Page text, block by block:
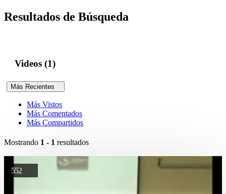
Resultados de Búsqueda
Videos (1)
Más Recientes
Más Vistos
Más Comentados
Más Compartidos
Mostrando 1 - 1 resultados
552